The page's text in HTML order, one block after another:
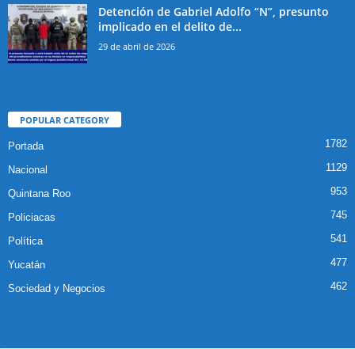
Detención de Gabriel Adolfo “N”, presunto
implicado en el delito de...
29 de abril de 2026
POPULAR CATEGORY
Portada 1782
Nacional 1129
Quintana Roo 953
Policiacas 745
Política 541
Yucatán 477
Sociedad y Negocios 462